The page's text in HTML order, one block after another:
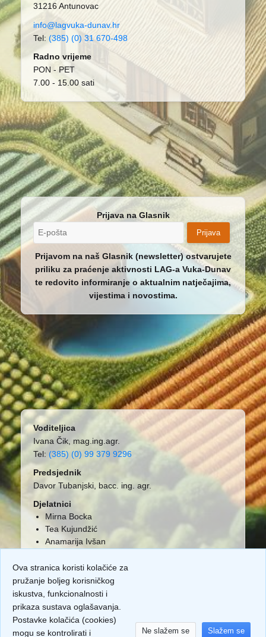
31216 Antunovac
info@lagvuka-dunav.hr
Tel: (385) (0) 31 670-498
Radno vrijeme
PON - PET
7.00 - 15.00 sati
Prijava na Glasnik
Prijava
Prijavom na naš Glasnik (newsletter) ostvarujete
priliku za praćenje aktivnosti LAG-a Vuka-Dunav
te redovito informiranje o aktualnim natječajima,
vijestima i novostima.
Voditeljica
Ivana Čik, mag.ing.agr.
Tel: (385) (0) 99 379 9296
Predsjednik
Davor Tubanjski, bacc. ing. agr.
Djelatnici
Mirna Bocka
Tea Kujundžić
Anamarija Ivšan
Ova stranica koristi kolačiće za
pružanje boljeg korisničkog
iskustva, funkcionalnosti i
prikaza sustava oglašavanja.
Postavke kolačića (cookies)
mogu se kontrolirati i
Ne slažem se Slažem se